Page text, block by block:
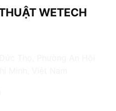
WETECH